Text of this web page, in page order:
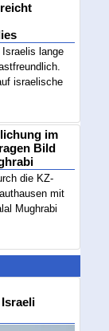
Israelis lange
israelische
im
Bild
die KZ-
mit
Mughrabi